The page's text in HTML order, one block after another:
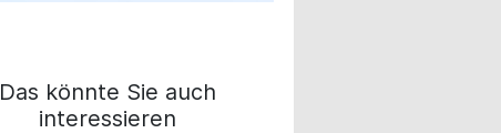
Das könnte Sie auch
interessieren